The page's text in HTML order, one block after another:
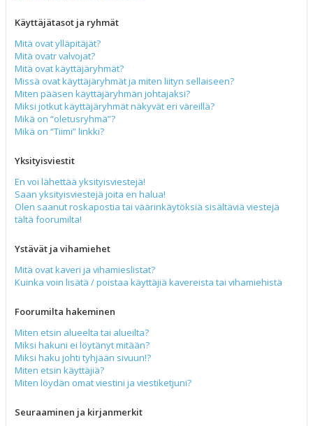
Käyttäjätasot ja ryhmät
Mitä ovat ylläpitäjät?
Mitä ovatr valvojat?
Mitä ovat käyttäjäryhmät?
Missä ovat käyttäjäryhmät ja miten liityn sellaiseen?
Miten pääsen käyttäjäryhmän johtajaksi?
Miksi jotkut käyttäjäryhmät näkyvät eri väreillä?
Mikä on “oletusryhmä”?
Mikä on “Tiimi” linkki?
Yksityisviestit
En voi lähettää yksityisviestejä!
Saan yksityisviestejä joita en halua!
Olen saanut roskapostia tai väärinkäytöksiä sisältäviä viestejä
tältä foorumilta!
Ystävät ja vihamiehet
Mitä ovat kaveri ja vihamieslistat?
Kuinka voin lisätä / poistaa käyttäjiä kavereista tai vihamiehistä
Foorumilta hakeminen
Miten etsin alueelta tai alueilta?
Miksi hakuni ei löytänyt mitään?
Miksi haku johti tyhjään sivuun!?
Miten etsin käyttäjiä?
Miten löydän omat viestini ja viestiketjuni?
Seuraaminen ja kirjanmerkit